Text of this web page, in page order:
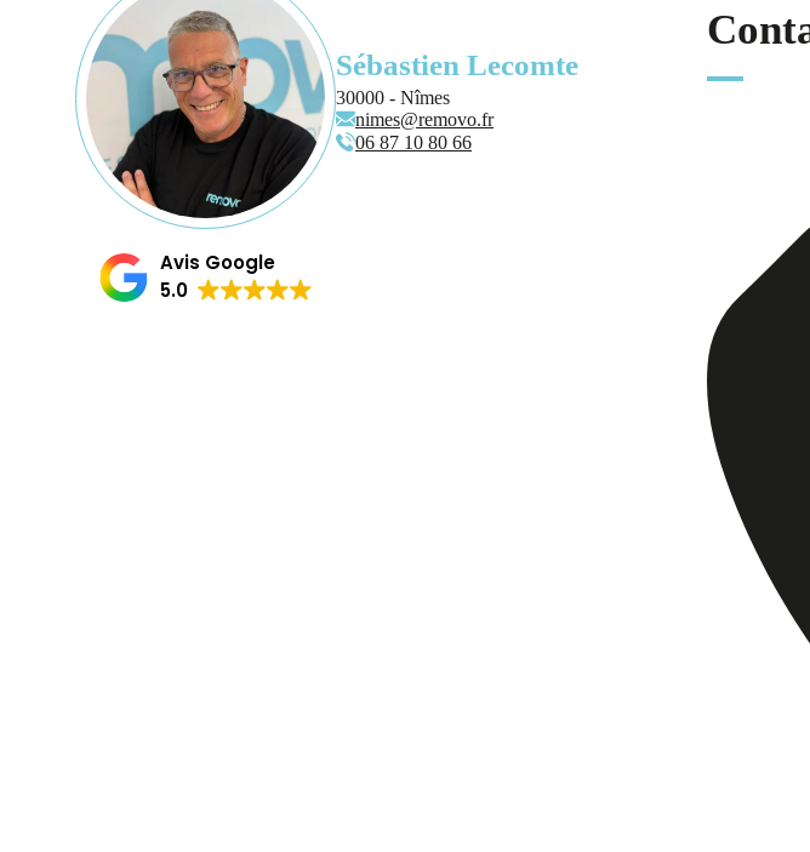
Sébastien Lecomte
30000 - Nîmes
nimes@removo.fr
06 87 10 80 66
Avis Google
5.0